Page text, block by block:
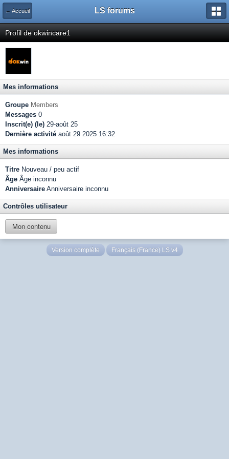
← Accueil LS forums
Profil de okwincare1
Mes informations
Groupe Members
Messages 0
Inscrit(e) (le) 29-août 25
Dernière activité août 29 2025 16:32
Mes informations
Titre Nouveau / peu actif
Âge Âge inconnu
Anniversaire Anniversaire inconnu
Contrôles utilisateur
Mon contenu
Version complète Français (France) LS v4